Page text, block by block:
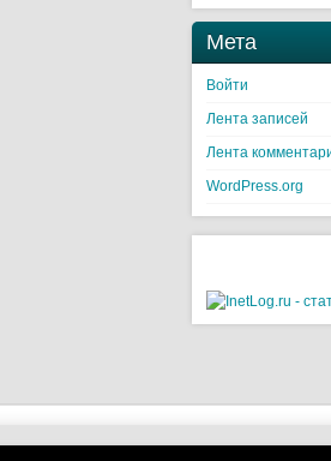
Мета
Войти
Лента записей
Лента
WordPress.org